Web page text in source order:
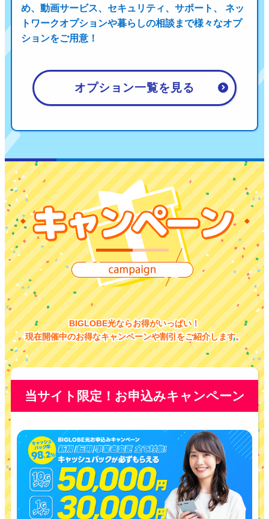
め、 動画サービス、セキュリティ、サポート、 ネッ
トワークオプションや暮らしの相談まで様々なオプ
ションをご用意！
オプション一覧を見る
BIGLOBE光ならお得がいっぱい！
現在開催中のお得なキャンペーンや割引をご紹介します。
当サイト限定！お申込みキャンペーン